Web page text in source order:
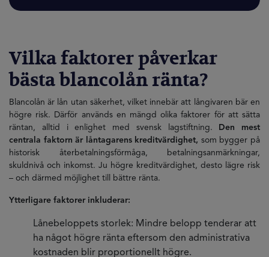
Vilka faktorer påverkar
bästa blancolån ränta?
Blancolån är lån utan säkerhet, vilket innebär att långivaren bär en
högre risk. Därför används en mängd olika faktorer för att sätta
räntan, alltid i enlighet med svensk lagstiftning.
Den mest
centrala faktorn är låntagarens kreditvärdighet, som bygger på
historisk återbetalningsförmåga, betalningsanmärkningar,
skuldnivå och inkomst. Ju högre kreditvärdighet, desto lägre risk
– och därmed möjlighet till bättre ränta.
Ytterligare faktorer inkluderar:
Lånebeloppets storlek: Mindre belopp tenderar att
ha något högre ränta eftersom den administrativa
kostnaden blir proportionellt högre.